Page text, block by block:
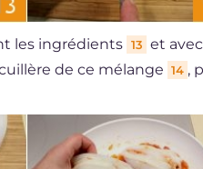
les ingrédients 13 et
de ce mélange 14 ,